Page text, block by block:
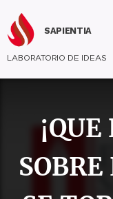
SAPIENTIA
LABORATORIO DE IDEAS